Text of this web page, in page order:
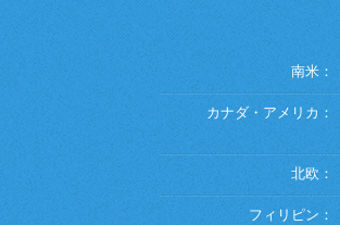
南米：
カナダ・アメリカ：
北欧：
フィリピン：